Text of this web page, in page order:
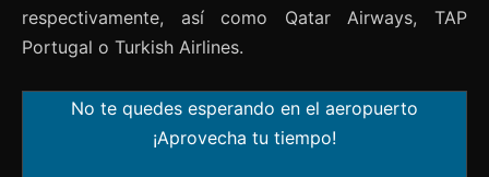
respectivamente, así como Qatar Airways, TAP
Portugal o Turkish Airlines.
No te quedes esperando en el aeropuerto
¡Aprovecha tu tiempo!